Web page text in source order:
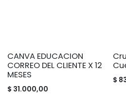
CANVA EDUCACION
CORREO DEL CLIENTE X 12
MESES
$ 31.000,00
$